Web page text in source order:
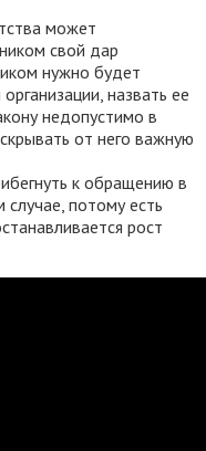
может
свой дар
нужно будет
назвать ее
недопустимо в
от него важную
к обращению в
потому есть
рост